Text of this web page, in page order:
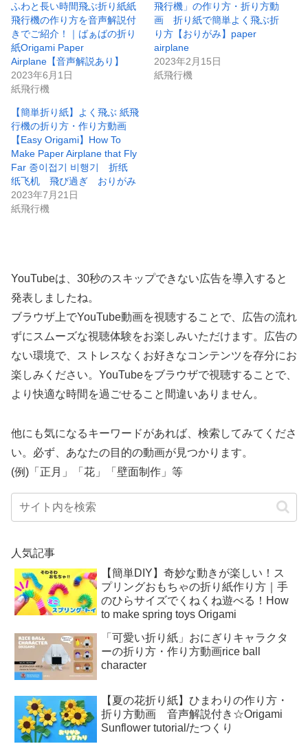
ふわと長い時間飛ぶ折り紙紙
飛行機の作り方を音声解説付
きでご紹介！｜ばぁばの折り
紙Origami Paper
Airplane【音声解説あり】
2023年6月1日
紙飛行機
飛行機」の作り方・折り方動
画 折り紙で簡単よく飛ぶ折
り方【おりがみ】paper
airplane
2023年2月15日
紙飛行機
【簡単折り紙】よく飛ぶ 紙飛
行機の折り方・作り方動画
【Easy Origami】How To
Make Paper Airplane that Fly
Far 종이접기 비행기 折纸
纸飞机 飛び過ぎ おりがみ
2023年7月21日
紙飛行機
YouTubeは、30秒のスキップできない広告を導入すると
発表しましたね。
ブラウザ上でYouTube動画を視聴することで、広告の流れ
ずにスムーズな視聴体験をお楽しみいただけます。広告の
ない環境で、ストレスなくお好きなコンテンツを存分にお
楽しみください。YouTubeをブラウザで視聴することで、
より快適な時間を過ごせること間違いありません。
他にも気になるキーワードがあれば、検索してみてくださ
い。必ず、あなたの目的の動画が見つかります。
(例)「正月」「花」「壁面制作」等
人気記事
【簡単DIY】奇妙な動きが楽しい！ス
プリングおもちゃの折り紙作り方｜手
のひらサイズでくねくね遊べる！How
to make spring toys Origami
「可愛い折り紙」おにぎりキャラクタ
ーの折り方・作り方動画rice ball
character
【夏の花折り紙】ひまわりの作り方・
折り方動画 音声解説付き☆Origami
Sunflower tutorial/たつくり